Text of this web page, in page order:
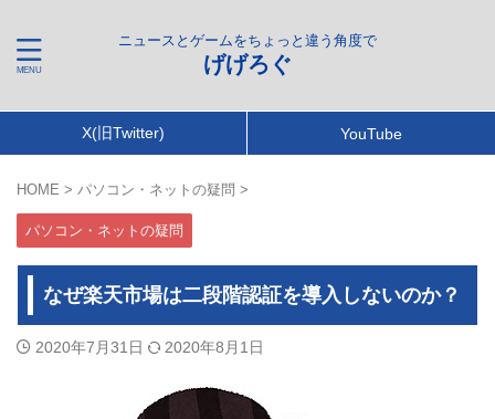
ニュースとゲームをちょっと違う角度で
げげろぐ
X(旧Twitter) YouTube
HOME > パソコン・ネットの疑問 >
パソコン・ネットの疑問
なぜ楽天市場は二段階認証を導入しないのか？
2020年7月31日 2020年8月1日